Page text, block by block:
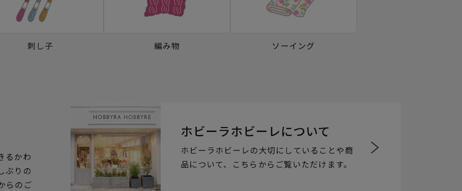
刺し子 編み物 ソーイング
るかわ
ぶりの
らのご
ホビーラホビーレについて
ホビーラホビーレの大切にしていることや商
品について、こちらからご覧いただけます。